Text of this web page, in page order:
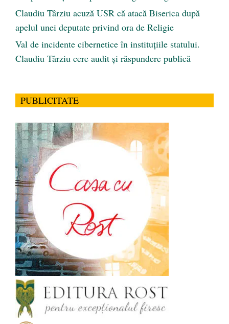
Claudiu Târziu acuză USR că atacă Biserica după
apelul unei deputate privind ora de Religie
Val de incidente cibernetice în instituțiile statului.
Claudiu Târziu cere audit și răspundere publică
PUBLICITATE